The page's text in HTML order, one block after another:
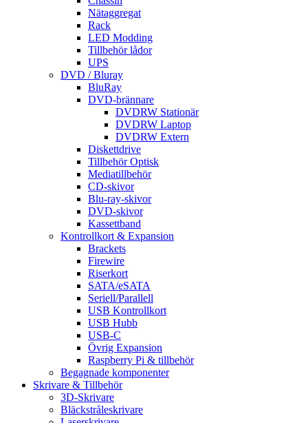
Nätaggregat
Rack
LED Modding
Tillbehör lådor
UPS
DVD / Bluray
BluRay
DVD-brännare
DVDRW Stationär
DVDRW Laptop
DVDRW Extern
Diskettdrive
Tillbehör Optisk
Mediatillbehör
CD-skivor
Blu-ray-skivor
DVD-skivor
Kassettband
Kontrollkort & Expansion
Brackets
Firewire
Riserkort
SATA/eSATA
Seriell/Parallell
USB Kontrollkort
USB Hubb
USB-C
Övrig Expansion
Raspberry Pi & tillbehör
Begagnade komponenter
Skrivare & Tillbehör
3D-Skrivare
Bläckstråleskrivare